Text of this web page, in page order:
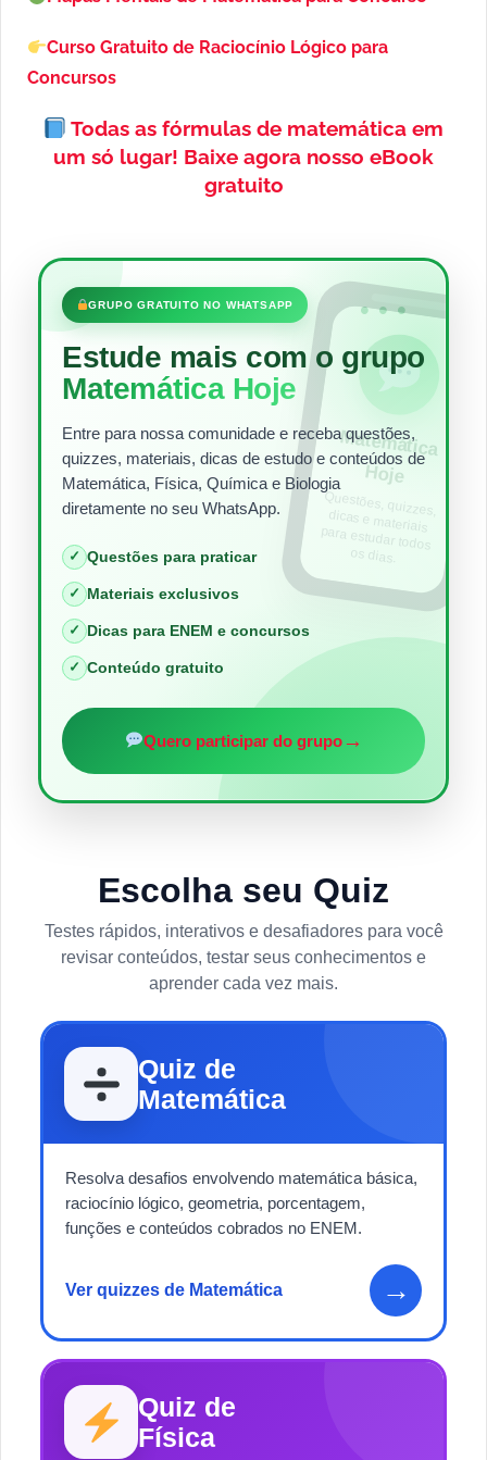
Curso Gratuito de Raciocínio Lógico para
Concursos
Todas as fórmulas de matemática em
um só lugar! Baixe agora nosso eBook
gratuito
•••
GRUPO GRATUITO NO WHATSAPP
Estude mais com o grupo
Matemática Hoje
Entre para nossa comunidade e receba questões,
quizzes, materiais, dicas de estudo e conteúdos de
Matemática, Física, Química e Biologia
diretamente no seu WhatsApp.
✓ Questões para praticar
✓ Materiais exclusivos
✓ Dicas para ENEM e concursos
✓ Conteúdo gratuito
Quero participar do grupo→
Matem
ática
Hoje
Questões, quizzes,
dicas e materiais
para estudar todos
os dias.
Escolha seu Quiz
Testes rápidos, interativos e desafiadores para você
revisar conteúdos, testar seus conhecimentos e
aprender cada vez mais.
Quiz de
Matemática
Resolva desafios envolvendo matemática básica,
raciocínio lógico, geometria, porcentagem,
funções e conteúdos cobrados no ENEM.
Ver quizzes de Matemática →
Quiz de
Física